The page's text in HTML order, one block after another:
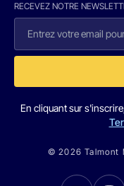
RECEVEZ NOTRE
En cliquant sur
© 2026 Talmont